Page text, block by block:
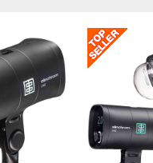
Inkl. Moms